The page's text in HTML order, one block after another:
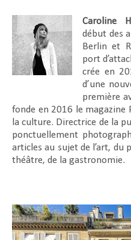
Caroline
début des
Berlin et
port
crée en
d’une
première
fonde en 2016 le magazine
la culture. Directrice de la
ponctuellement
articles au sujet de l’art,
théâtre, de la gastronomie.